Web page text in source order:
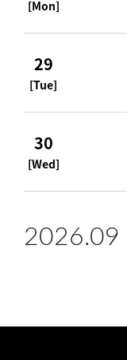
[Mon]
29
[Tue]
30
[Wed]
2026.09